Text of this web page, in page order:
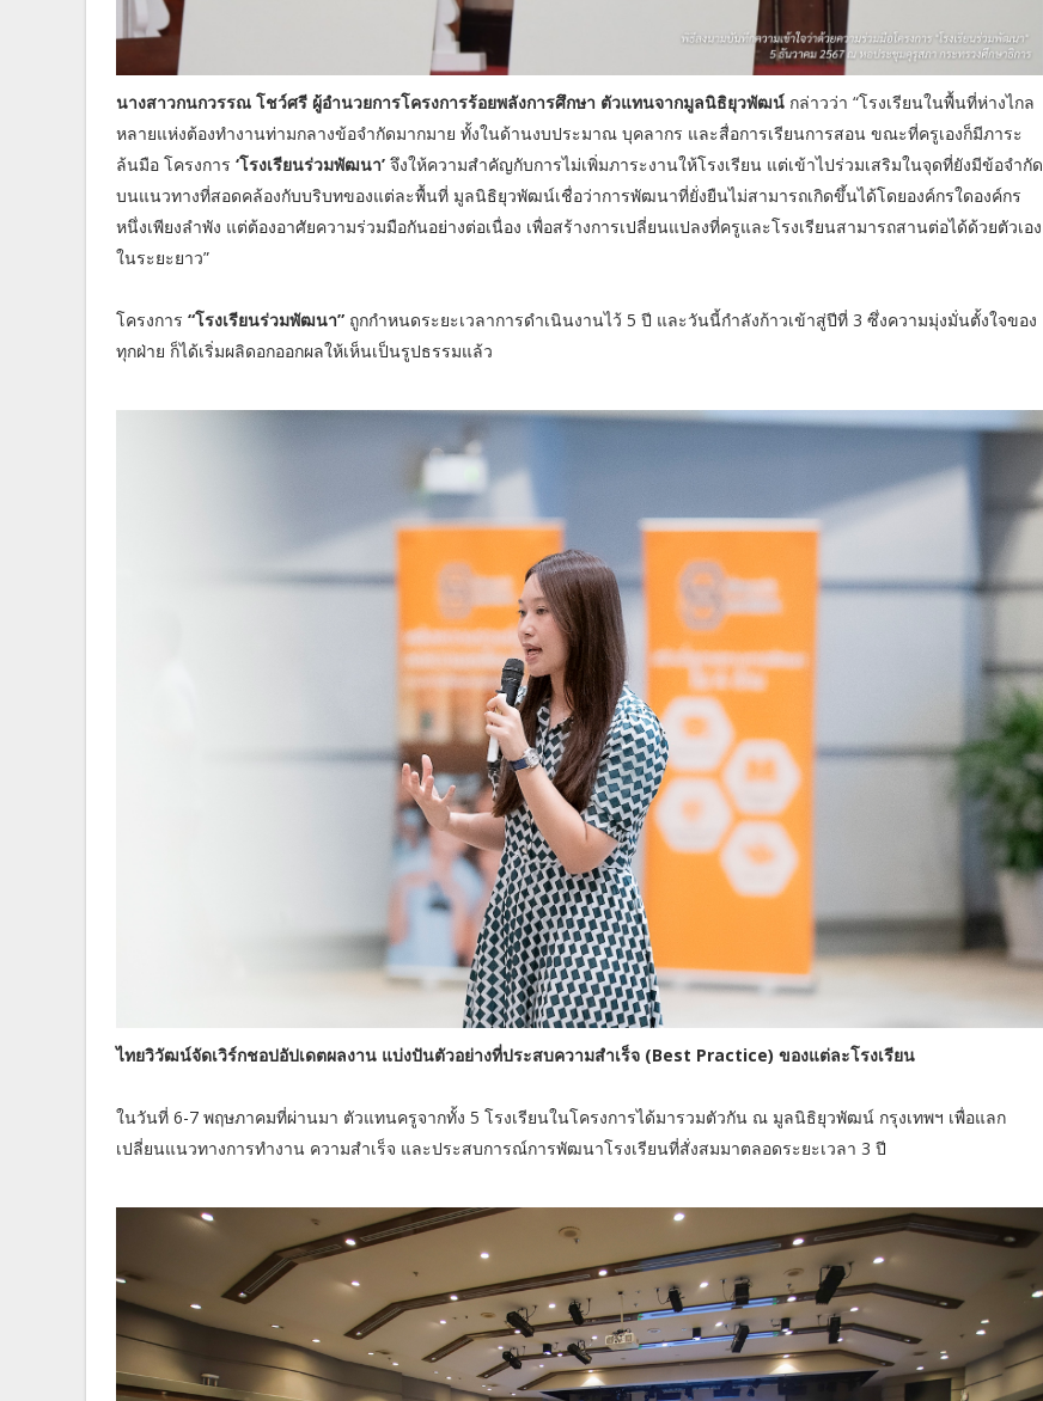
นางสาวกนกวรรณ โชว์ศรี ผู้อำนวยการโครงการร้อยพลังการศึกษา ตัวแทนจากมูลนิธิยุวพัฒน์ กล่าวว่า “โรงเรียนในพื้นที่ห่างไกล
หลายแห่งต้องทำงานท่ามกลางข้อจำกัดมากมาย ทั้งในด้านงบประมาณ บุคลากร และสื่อการเรียนการสอน ขณะที่ครูเองก็มีภาระ
ล้นมือ โครงการ ‘โรงเรียนร่วมพัฒนา’ จึงให้ความสำคัญกับการไม่เพิ่มภาระงานให้โรงเรียน แต่เข้าไปร่วมเสริมในจุดที่ยังมีข้อจำกัด
บนแนวทางที่สอดคล้องกับบริบทของแต่ละพื้นที่ มูลนิธิยุวพัฒน์เชื่อว่าการพัฒนาที่ยั่งยืนไม่สามารถเกิดขึ้นได้โดยองค์กรใดองค์กร
หนึ่งเพียงลำพัง แต่ต้องอาศัยความร่วมมือกันอย่างต่อเนื่อง เพื่อสร้างการเปลี่ยนแปลงที่ครูและโรงเรียนสามารถสานต่อได้ด้วยตัวเอง
ในระยะยาว”
โครงการ “โรงเรียนร่วมพัฒนา” ถูกกำหนดระยะเวลาการดำเนินงานไว้ 5 ปี และวันนี้กำลังก้าวเข้าสู่ปีที่ 3 ซึ่งความมุ่งมั่นตั้งใจของ
ทุกฝ่าย ก็ได้เริ่มผลิดอกออกผลให้เห็นเป็นรูปธรรมแล้ว
ไทยวิวัฒน์จัดเวิร์กชอปอัปเดตผลงาน แบ่งปันตัวอย่างที่ประสบความสำเร็จ (Best Practice) ของแต่ละโรงเรียน
ในวันที่ 6-7 พฤษภาคมที่ผ่านมา ตัวแทนครูจากทั้ง 5 โรงเรียนในโครงการได้มารวมตัวกัน ณ มูลนิธิยุวพัฒน์ กรุงเทพฯ เพื่อแลก
เปลี่ยนแนวทางการทำงาน ความสำเร็จ และประสบการณ์การพัฒนาโรงเรียนที่สั่งสมมาตลอดระยะเวลา 3 ปี